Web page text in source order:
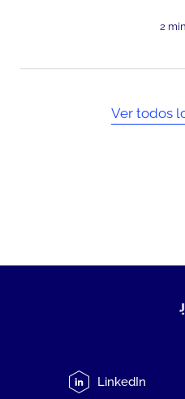
2
Ver todos
LinkedIn